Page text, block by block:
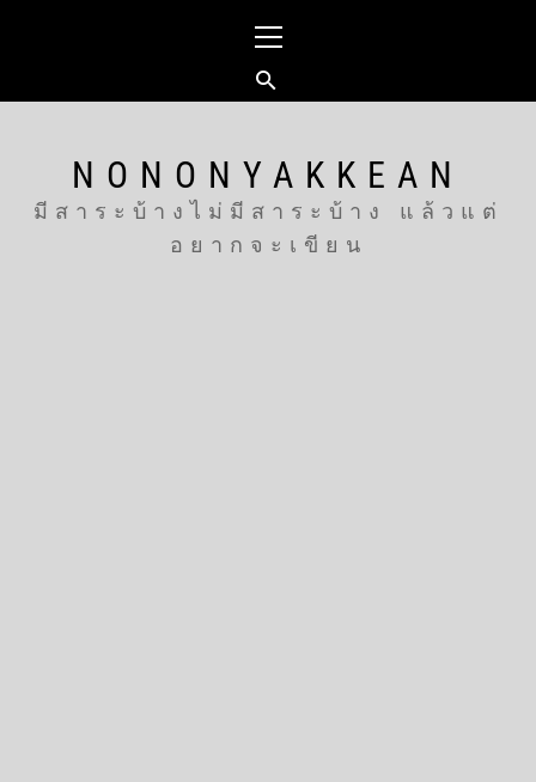
Menu
NONONYAKKEAN
มีสาระบ้างไม่มีสาระบ้าง แล้วแต่
อยากจะเขียน